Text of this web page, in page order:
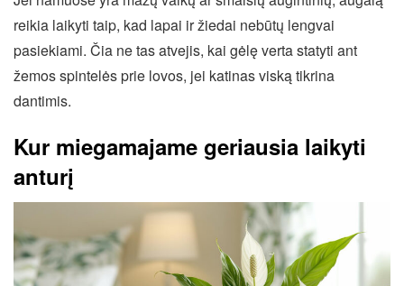
reikia laikyti taip, kad lapai ir žiedai nebūtų lengvai
pasiekiami. Čia ne tas atvejis, kai gėlę verta statyti ant
žemos spintelės prie lovos, jei katinas viską tikrina
dantimis.
Kur miegamajame geriausia laikyti
anturį